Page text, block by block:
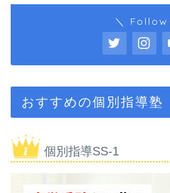
＼ Follow
おすすめの個別指導塾
個別指導SS-1